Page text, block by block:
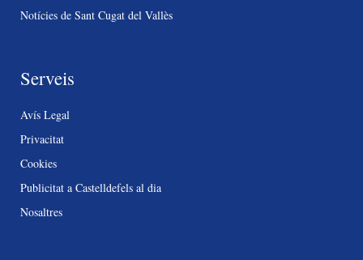
Notícies de Sant Cugat del Vallès
Serveis
Avís Legal
Privacitat
Cookies
Publicitat a Castelldefels al dia
Nosaltres